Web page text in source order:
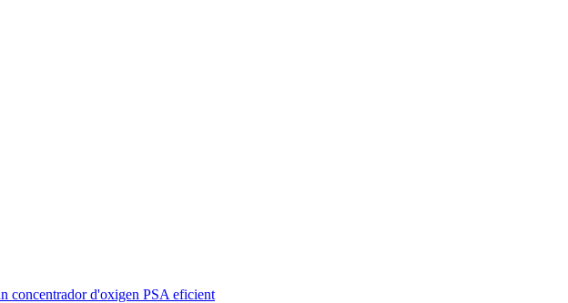
concentrador d'oxigen PSA eficient